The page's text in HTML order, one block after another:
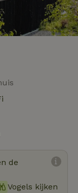
de
Vogels kijken